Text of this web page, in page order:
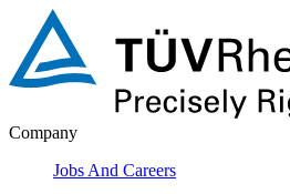
Company
Jobs And Careers